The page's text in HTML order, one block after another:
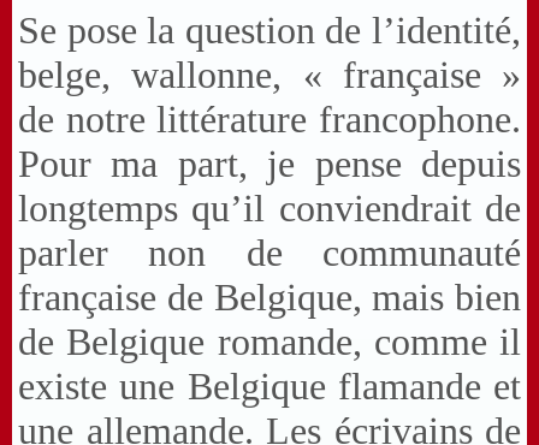
Se pose la question de l’identité,
belge, wallonne, « française »
de notre littérature francophone.
Pour ma part, je pense depuis
longtemps qu’il conviendrait de
parler non de communauté
française de Belgique, mais bien
de Belgique romande, comme il
existe une Belgique flamande et
une allemande. Les écrivains de